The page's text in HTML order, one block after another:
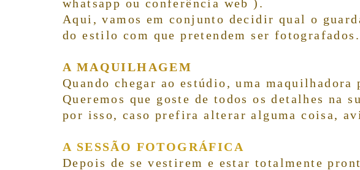
whatsapp ou conferência web ).
Aqui, vamos em conjunto decidir qual o
do estilo com que pretendem ser fotografados.
A MAQUILHAGEM
Quando chegar ao estúdio, uma
Queremos que goste de todos os detalhes na
por isso, caso prefira alterar alguma coisa,
A SESSÃO FOTOGRÁFICA
Depois de se vestirem e estar totalmente